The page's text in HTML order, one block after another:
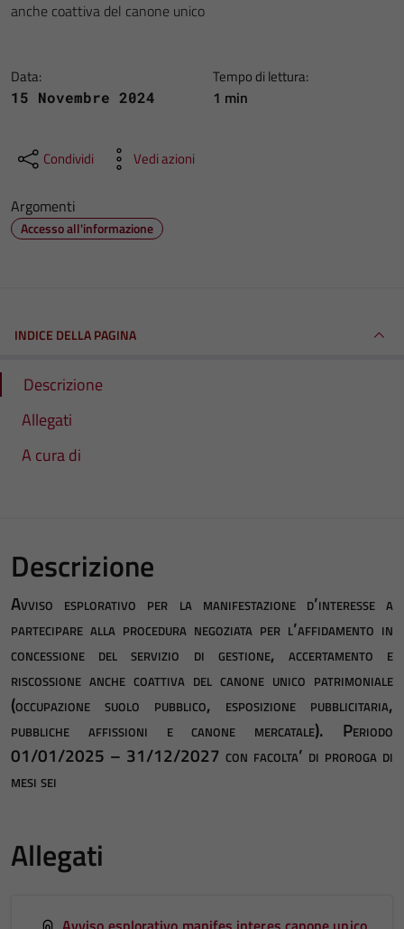
anche coattiva del canone unico
Data:
15 Novembre 2024
Tempo di lettura:
1 min
Condividi Vedi azioni
Argomenti
Accesso all'informazione
INDICE DELLA PAGINA
Descrizione
Allegati
A cura di
Descrizione
Avviso esplorativo per la manifestazione d’interesse a
partecipare alla procedura negoziata per l’affidamento in
concessione del servizio di gestione, accertamento e
riscossione anche coattiva del canone unico patrimoniale
(occupazione suolo pubblico, esposizione pubblicitaria,
pubbliche affissioni e canone mercatale). Periodo
01/01/2025 – 31/12/2027 con facolta’ di proroga di
mesi sei
Allegati